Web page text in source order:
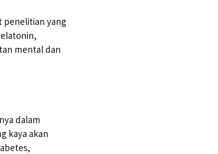
penelitian yang
mental dan
dalam
kaya akan